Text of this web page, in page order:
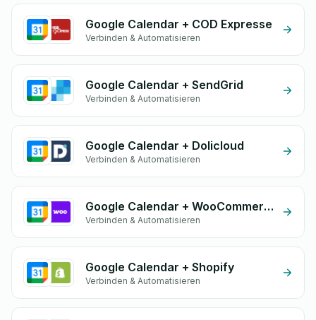
Google Calendar + COD Expresse
Verbinden & Automatisieren
Google Calendar + SendGrid
Verbinden & Automatisieren
Google Calendar + Dolicloud
Verbinden & Automatisieren
Google Calendar + WooCommerce
Verbinden & Automatisieren
Google Calendar + Shopify
Verbinden & Automatisieren